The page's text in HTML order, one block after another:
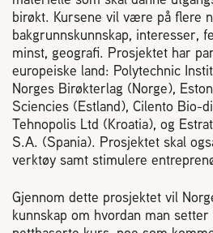
Sukkeravgiftsrefusjon
Prosjekter
Norges Birøkterlags
Min side (Rubic)
birøkt. Kursene vil være på flere
bakgrunnskunnskap, interesser,
minst, geografi. Prosjektet har
europeiske land: Polytechnic
Norges Birøkterlag (Norge),
Sciencies (Estland), Cilento Bio-
Tehnopolis Ltd (Kroatia), og
S.A. (Spania). Prosjektet skal
verktøy samt stimulere
Gjennom dette prosjektet vil
kunnskap om hvordan man